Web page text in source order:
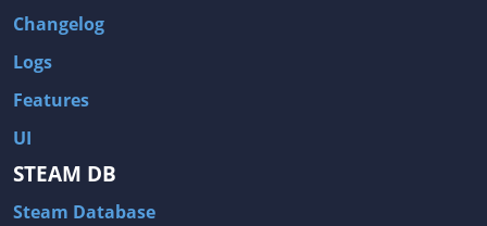
Changelog
Logs
Features
UI
STEAM DB
Steam Database